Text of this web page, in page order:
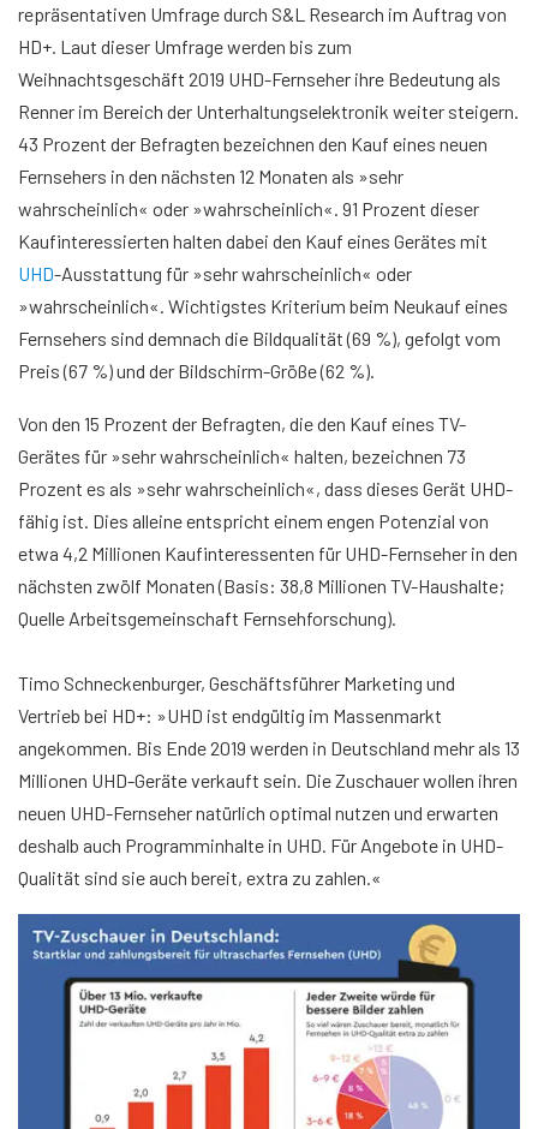
repräsentativen Umfrage durch S&L Research im Auftrag von
HD+. Laut dieser Umfrage werden bis zum
Weihnachtsgeschäft 2019 UHD-Fernseher ihre Bedeutung als
Renner im Bereich der Unterhaltungselektronik weiter steigern.
43 Prozent der Befragten bezeichnen den Kauf eines neuen
Fernsehers in den nächsten 12 Monaten als »sehr
wahrscheinlich« oder »wahrscheinlich«. 91 Prozent dieser
Kaufinteressierten halten dabei den Kauf eines Gerätes mit
UHD-Ausstattung für »sehr wahrscheinlich« oder
»wahrscheinlich«. Wichtigstes Kriterium beim Neukauf eines
Fernsehers sind demnach die Bildqualität (69 %), gefolgt vom
Preis (67 %) und der Bildschirm-Größe (62 %).
Von den 15 Prozent der Befragten, die den Kauf eines TV-
Gerätes für »sehr wahrscheinlich« halten, bezeichnen 73
Prozent es als »sehr wahrscheinlich«, dass dieses Gerät UHD-
fähig ist. Dies alleine entspricht einem engen Potenzial von
etwa 4,2 Millionen Kaufinteressenten für UHD-Fernseher in den
nächsten zwölf Monaten (Basis: 38,8 Millionen TV-Haushalte;
Quelle Arbeitsgemeinschaft Fernsehforschung).
Timo Schneckenburger, Geschäftsführer Marketing und
Vertrieb bei HD+: »UHD ist endgültig im Massenmarkt
angekommen. Bis Ende 2019 werden in Deutschland mehr als 13
Millionen UHD-Geräte verkauft sein. Die Zuschauer wollen ihren
neuen UHD-Fernseher natürlich optimal nutzen und erwarten
deshalb auch Programminhalte in UHD. Für Angebote in UHD-
Qualität sind sie auch bereit, extra zu zahlen.«